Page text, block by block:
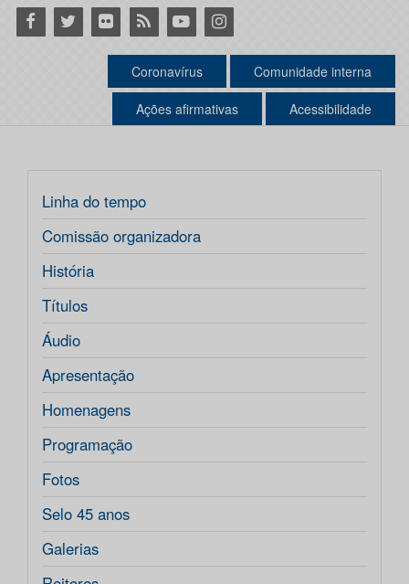
Facebook
Twitter Flickr RSS YoutubeInstagram
Coronavírus Comunidade interna
Ações afirmativas Acessibilidade
Linha do tempo
Comissão organizadora
História
Títulos
Áudio
Apresentação
Homenagens
Programação
Fotos
Selo 45 anos
Galerias